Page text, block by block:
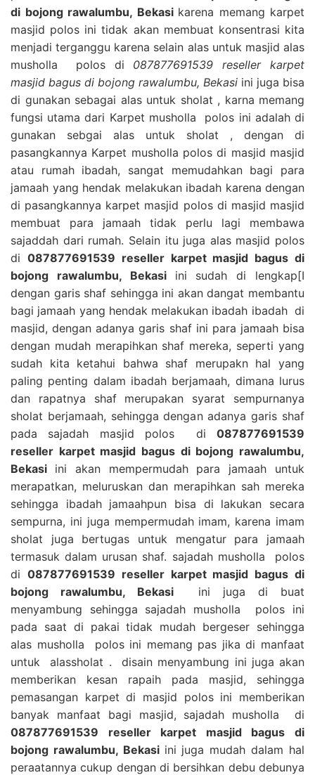
di bojong rawalumbu, Bekasi karena memang karpet
masjid polos ini tidak akan membuat konsentrasi kita
menjadi terganggu karena selain alas untuk masjid alas
musholla polos di 087877691539 reseller karpet
masjid bagus di bojong rawalumbu, Bekasi ini juga bisa
di gunakan sebagai alas untuk sholat , karna memang
fungsi utama dari Karpet musholla polos ini adalah di
gunakan sebgai alas untuk sholat , dengan di
pasangkannya Karpet musholla polos di masjid masjid
atau rumah ibadah, sangat memudahkan bagi para
jamaah yang hendak melakukan ibadah karena dengan
di pasangkannya karpet masjid polos di masjid masjid
membuat para jamaah tidak perlu lagi membawa
sajaddah dari rumah. Selain itu juga alas masjid polos
di 087877691539 reseller karpet masjid bagus di
bojong rawalumbu, Bekasi ini sudah di lengkap[I
dengan garis shaf sehingga ini akan dangat membantu
bagi jamaah yang hendak melakukan ibadah ibadah di
masjid, dengan adanya garis shaf ini para jamaah bisa
dengan mudah merapihkan shaf mereka, seperti yang
sudah kita ketahui bahwa shaf merupakn hal yang
paling penting dalam ibadah berjamaah, dimana lurus
dan rapatnya shaf merupakan syarat sempurnanya
sholat berjamaah, sehingga dengan adanya garis shaf
pada sajadah masjid polos di 087877691539
reseller karpet masjid bagus di bojong rawalumbu,
Bekasi ini akan mempermudah para jamaah untuk
merapatkan, meluruskan dan merapihkan sah mereka
sehingga ibadah jamaahpun bisa di lakukan secara
sempurna, ini juga mempermudah imam, karena imam
sholat juga bertugas untuk mengatur para jamaah
termasuk dalam urusan shaf. sajadah musholla polos
di 087877691539 reseller karpet masjid bagus di
bojong rawalumbu, Bekasi
ini juga di buat
menyambung sehingga sajadah musholla polos ini
pada saat di pakai tidak mudah bergeser sehingga
alas musholla polos ini memang pas jika di manfaat
untuk alassholat . disain menyambung ini juga akan
memberikan kesan rapaih pada masjid, sehingga
pemasangan karpet di masjid polos ini memberikan
banyak manfaat bagi masjid, sajadah musholla di
087877691539 reseller karpet masjid bagus di
bojong rawalumbu, Bekasi ini juga mudah dalam hal
peraatannya cukup dengan di bersihkan debu debunya